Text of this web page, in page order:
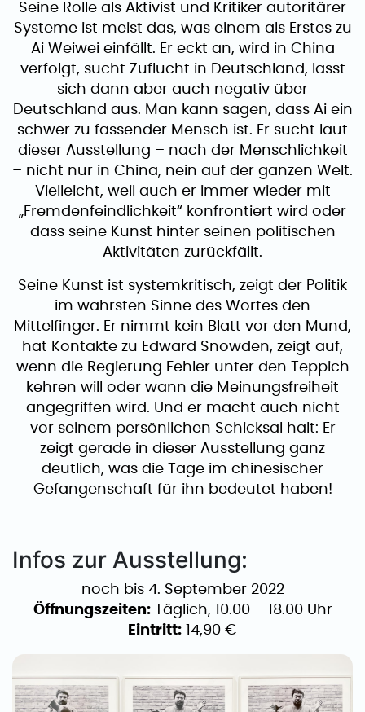
Seine Rolle als Aktivist und Kritiker autoritärer
Systeme ist meist das, was einem als Erstes zu
Ai Weiwei einfällt. Er eckt an, wird in China
verfolgt, sucht Zuflucht in Deutschland, lässt
sich dann aber auch negativ über
Deutschland aus. Man kann sagen, dass Ai ein
schwer zu fassender Mensch ist. Er sucht laut
dieser Ausstellung – nach der Menschlichkeit
– nicht nur in China, nein auf der ganzen Welt.
Vielleicht, weil auch er immer wieder mit
„Fremdenfeindlichkeit“ konfrontiert wird oder
dass seine Kunst hinter seinen politischen
Aktivitäten zurückfällt.
Seine Kunst ist systemkritisch, zeigt der Politik
im wahrsten Sinne des Wortes den
Mittelfinger. Er nimmt kein Blatt vor den Mund,
hat Kontakte zu Edward Snowden, zeigt auf,
wenn die Regierung Fehler unter den Teppich
kehren will oder wann die Meinungsfreiheit
angegriffen wird. Und er macht auch nicht
vor seinem persönlichen Schicksal halt: Er
zeigt gerade in dieser Ausstellung ganz
deutlich, was die Tage im chinesischer
Gefangenschaft für ihn bedeutet haben!
Infos zur Ausstellung:
noch bis 4. September 2022
Öffnungszeiten:Täglich, 10.00 – 18.00 Uhr
Eintritt: 14,90 €